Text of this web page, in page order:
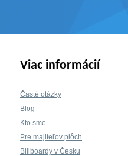
Viac informácií
Časté otázky
Blog
Kto sme
Pre majiteľov plôch
Billboardy v Česku